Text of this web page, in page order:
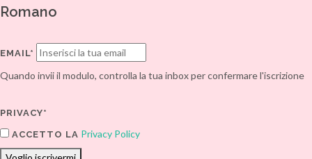
Romano
EMAIL*
Quando invii il modulo, controlla la tua inbox per confermare l'iscrizione
PRIVACY*
ACCETTO LA Privacy Policy